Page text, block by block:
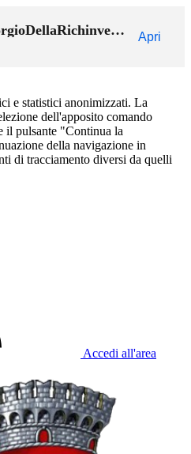
MySanGiorgioDellaRichinvelda Apri
e statistici anonimizzati. La
dell'apposito comando
il pulsante "Continua la
della navigazione in
di tracciamento diversi da quelli
Accedi all'area